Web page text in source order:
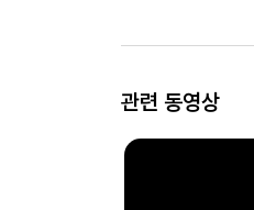
관련 동영상